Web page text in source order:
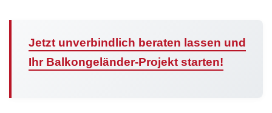
Jetzt unverbindlich beraten lassen und
Ihr Balkongeländer-Projekt starten!